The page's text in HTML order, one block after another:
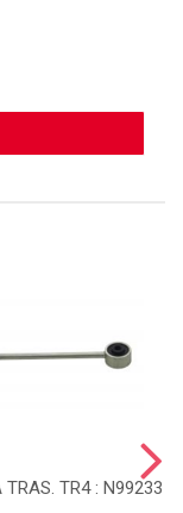
TRAS. TR4 : N99233